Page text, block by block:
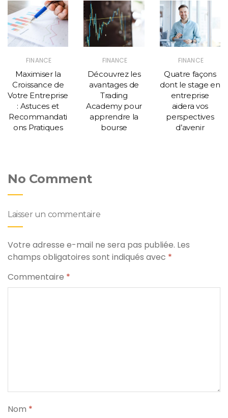
FINANCE
Maximiser la
Croissance de
Votre Entreprise
: Astuces et
Recommandati
ons Pratiques
FINANCE
Découvrez les
avantages de
Trading
Academy pour
apprendre la
bourse
FINANCE
Quatre façons
dont le stage en
entreprise
aidera vos
perspectives
d’avenir
No Comment
Laisser un commentaire
Votre adresse e-mail ne sera pas publiée. Les
champs obligatoires sont indiqués avec *
Commentaire *
Nom *